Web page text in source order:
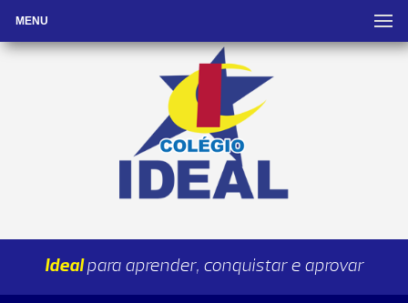
MENU
Idealpara aprender, conquistar e aprovar